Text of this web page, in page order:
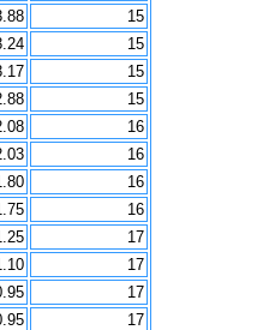
15
15
15
15
16
16
16
16
17
17
17
17